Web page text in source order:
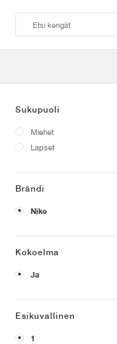
Sukupuoli
Miehet
Lapset
Brändi
Nike
Kokoelma
Ja
Esikuvallinen
1